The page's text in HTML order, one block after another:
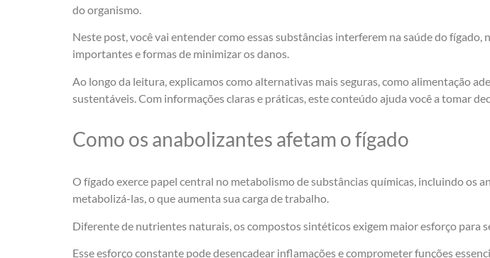
do organismo.
Neste post, você vai entender como essas substâncias interferem na saúde do
importantes e formas de minimizar os danos.
Ao longo da leitura, explicamos como alternativas mais seguras, como alimentação
sustentáveis. Com informações claras e práticas, este conteúdo ajuda você a tomar
Como os anabolizantes afetam o fígado
O fígado exerce papel central no metabolismo de substâncias químicas, incluindo os
metabolizá-las, o que aumenta sua carga de trabalho.
Diferente de nutrientes naturais, os compostos sintéticos exigem maior esforço para
Esse esforço constante pode desencadear inflamações e comprometer funções